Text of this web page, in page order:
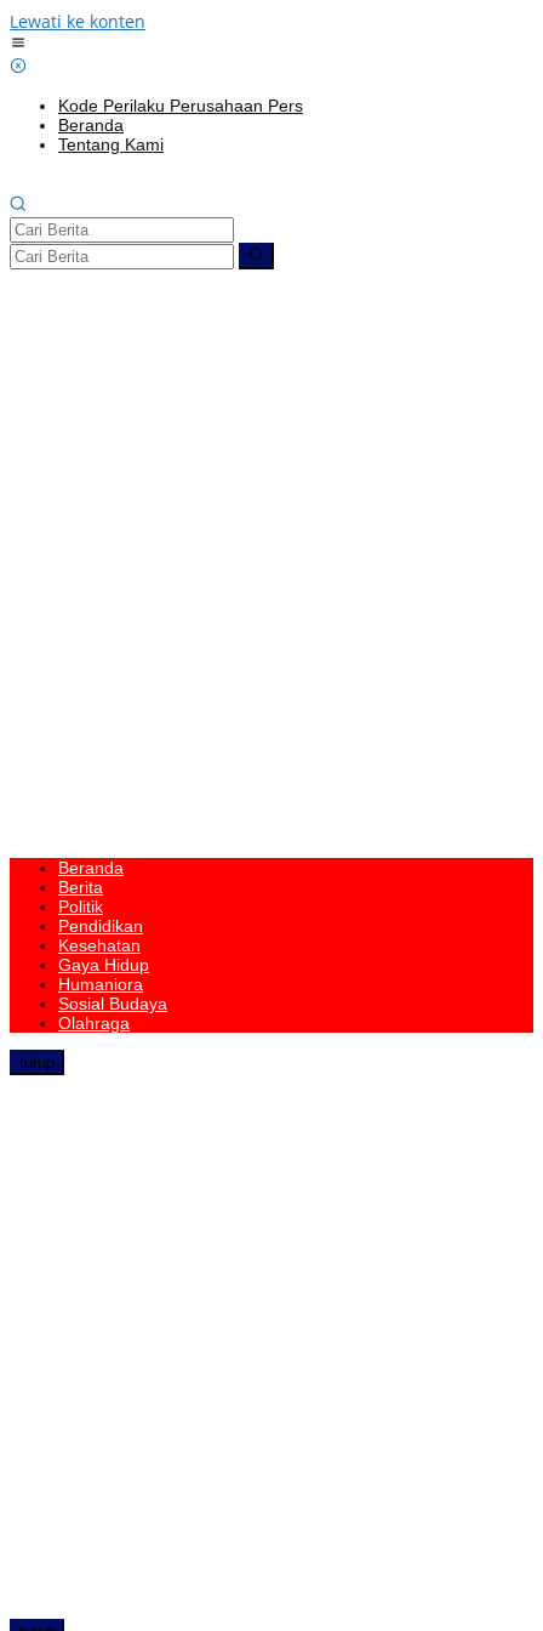
Lewati ke konten
Kode Perilaku Perusahaan Pers
Beranda
Tentang Kami
Beranda
Berita
Politik
Pendidikan
Kesehatan
Gaya Hidup
Humaniora
Sosial Budaya
Olahraga
tutup